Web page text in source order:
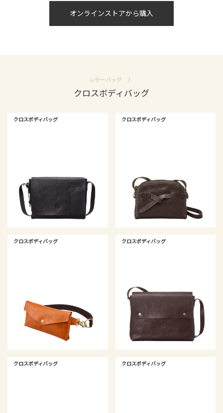
オンラインストアから購入
レザーバッグ
クロスボディバッグ
クロスボディバッグ クロスボディバッグ
クロスボディバッグ クロスボディバッグ
クロスボディバッグ クロスボディバッグ